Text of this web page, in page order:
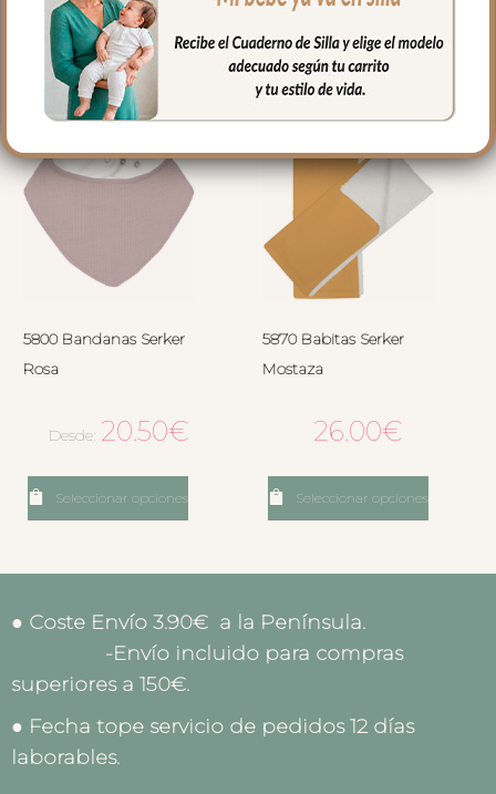
5800 Bandanas Serker
Rosa
Desde: 20.50€
Seleccionar opciones
5870 Babitas Serker
Mostaza
26.00€
Seleccionar opciones
● Coste Envío 3.90€ a la Península.
-Envío incluido para compras
superiores a 150€.
● Fecha tope servicio de pedidos 12 días
laborables.